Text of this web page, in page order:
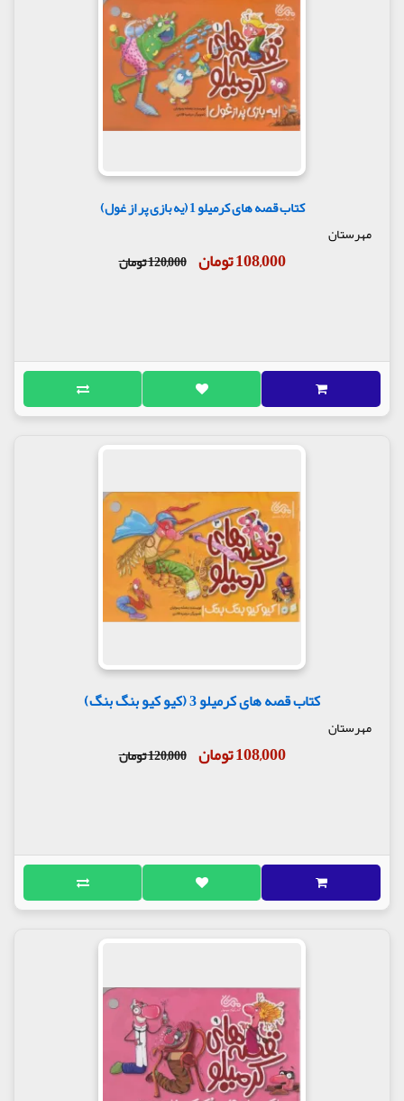
کتاب قصه های کرمیلو 1 (یه بازی پر از غول)
مهرستان
108,000 تومان 120,000 تومان
کتاب قصه های کرمیلو 3 (کیو کیو بنگ بنگ)
مهرستان
108,000 تومان 120,000 تومان